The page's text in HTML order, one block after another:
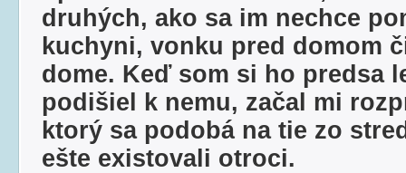
druhých, ako sa im nechce
kuchyni, vonku pred domom
dome. Keď som si ho predsa
podišiel k nemu, začal mi
ktorý sa podobá na tie zo
ešte existovali otroci.